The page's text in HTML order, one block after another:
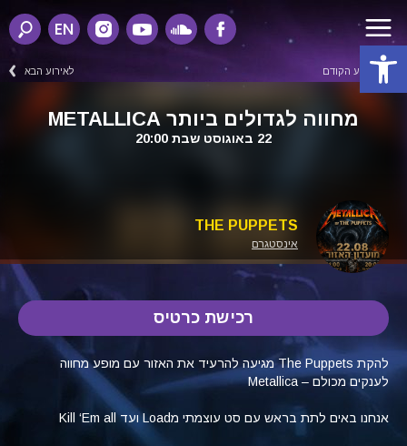
פתח סרגל נגישות
EN
לאירוע הקודם לאירוע הבא
מחווה לגדולים ביותר METALLICA
22 באוגוסט שבת 20:00
THE PUPPETS
אינסטגרם
רכישת כרטיס
להקת The Puppets מגיעה להרעיד את האזור עם מופע מחווה
לענקים מכולם – Metallica
אנחנו באים לתת בראש עם סט עוצמתי מLoad ועד Kill ‘Em all